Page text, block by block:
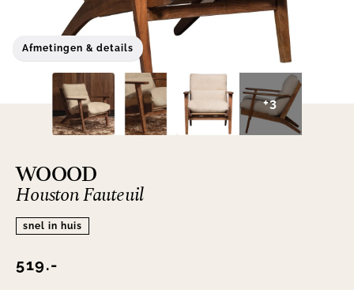
Afmetingen & details
+3
WOOOD
Houston Fauteuil
snel in huis
519.-